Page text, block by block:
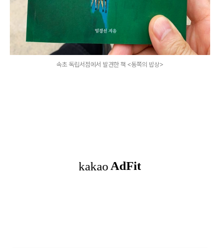
속초 독립서점에서 발견한 책 <동쪽의 밥상>